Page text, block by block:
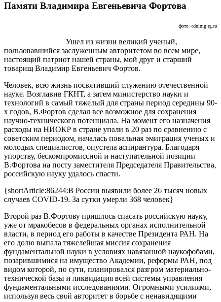
Памяти Владимира Евгеньевича Фортова
фото: cdnimg.rg.ru
Ушел из жизни великий ученый,
пользовавшийся заслуженным авторитетом во всем мире,
настоящий патриот нашей страны, мой друг и старший
товарищ Владимир Евгеньевич Фортов.
Человек, всю жизнь посвятивший служению отечественной
науке. Возглавив ГКНТ, а затем министерство науки и
технологий в самый тяжелый для страны период середины 90-
х годов, В.Фортов сделал все возможное для сохранения
научно-технического потенциала. На момент его назначения
расходы на НИОКР в стране упали в 20 раз по сравнению с
советским периодом, началась повальная эмиграция ученых и
молодых специалистов, опустела аспирантура. Благодаря
упорству, бескомпромиссной и наступательной позиции
В.Фортова на посту заместителя Председателя Правительства,
российскую науку удалось спасти.
{shortArticle:86244:В России выявили более 26 тысяч новых
случаев COVID-19. За сутки умерли 368 человек}
Второй раз В.Фортову пришлось спасать российскую науку,
уже от мракобесов в федеральных органах исполнительной
власти, в период его работы в качестве Президента РАН. На
его долю выпала тяжелейшая миссия сохранения
фундаментальной науки в условиях навязанной наукофобами,
позарившимися на имущество Академии, реформы РАН, под
видом которой, по сути, планировался разгром материально-
технической базы и ликвидация всей системы управления
фундаментальными исследованиями. Огромными усилиями,
используя весь свой авторитет в борьбе с ненавидящими